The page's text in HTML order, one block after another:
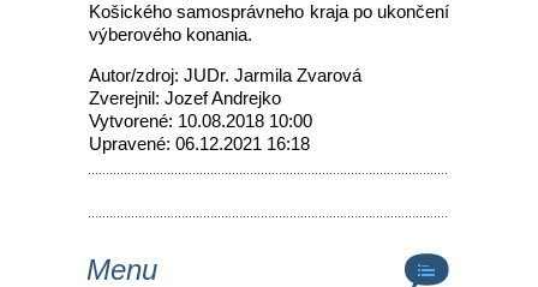
Košického samosprávneho kraja po ukončení
výberového konania.
Autor/zdroj: JUDr. Jarmila Zvarová
Zverejnil: Jozef Andrejko
Vytvorené: 10.08.2018 10:00
Upravené: 06.12.2021 16:18
Menu